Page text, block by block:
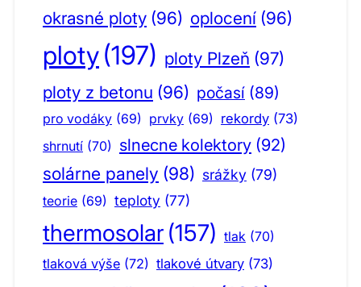
okrasné ploty (96) oplocení (96)
ploty(197) ploty Plzeň (97)
ploty z betonu (96) počasí (89)
pro vodáky (69) prvky (69) rekordy (73)
shrnutí (70) slnecne kolektory (92)
solárne panely (98) srážky (79)
teorie (69) teploty (77)
thermosolar (157) tlak (70)
tlaková výše (72) tlakové útvary (73)